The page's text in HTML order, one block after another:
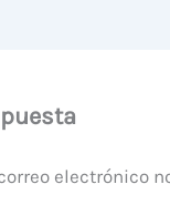
electrónico